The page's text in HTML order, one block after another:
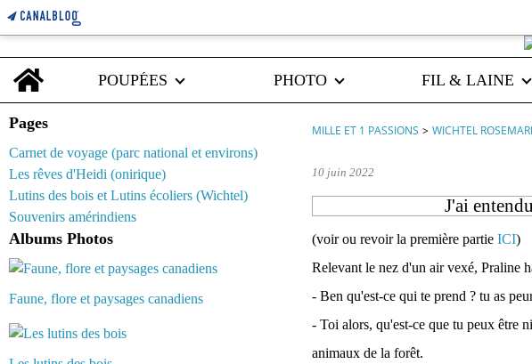
Home
POUPÉES
PHOTO FIL & LAINE
Pages
Carnet de voyage (parc national et environs)
Les rêves d'Heidi (onirique)
Lutins des bois et Lutins écoliers (Wichtel)
Souvenirs amérindiens
Albums Photos
Faune, flore et paysages canadiens
MILLE ET 1 PASSIONS > WICHTEL
10 juin 2022
J'ai
(voir ou revoir la première partie ICI)
Relevant le nez d'un air vexé, Praline
- Ben qu'est-ce qui te prend ? tu as
- Toi alors, qu'est-ce que tu peux être
animaux de la forêt.